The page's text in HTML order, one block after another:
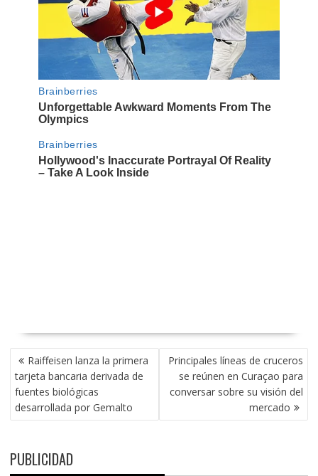
NAVEGACIÓN
DE
ENTRADAS
Raiffeisen lanza la primera
tarjeta bancaria derivada de
fuentes biológicas
desarrollada por Gemalto
Principales líneas de cruceros
se reúnen en Curaçao para
conversar sobre su visión del
mercado
PUBLICIDAD